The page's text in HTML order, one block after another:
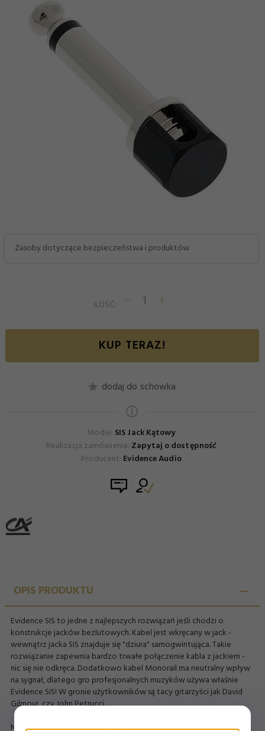
Zasoby dotyczące bezpieczeństwa i produktów
ILOŚĆ:
KUP TERAZ!
dodaj do schowka
Model: SIS Jack Kątowy
Realizacja zamówienia: Zapytaj o dostępność
Producent: Evidence Audio
OPIS PRODUKTU
Evidence SIS to jedne z najlepszych rozwiązań jeśli chodzi o
konstrukcje jacków bezlutowych. Kabel jest wkręcany w jack -
wewnątrz jacka SIS znajduje się "dziura" samogwintująca. Takie
rozwiązanie zapewnia bardzo trwałe połączenie kabla z jackiem -
nic się nie odkręca. Dodatkowo kabel Monorail ma neutralny wpływ
na sygnał, dlatego gro profesjonalnych muzyków używa właśnie
Evidence SIS! W gronie użytkowników są tacy gitarzyści jak David
Gilmour, czy John Petrucci.
Na sprzedaż jeden Jack kątowy czarny - w naszej ofercie znajdziesz